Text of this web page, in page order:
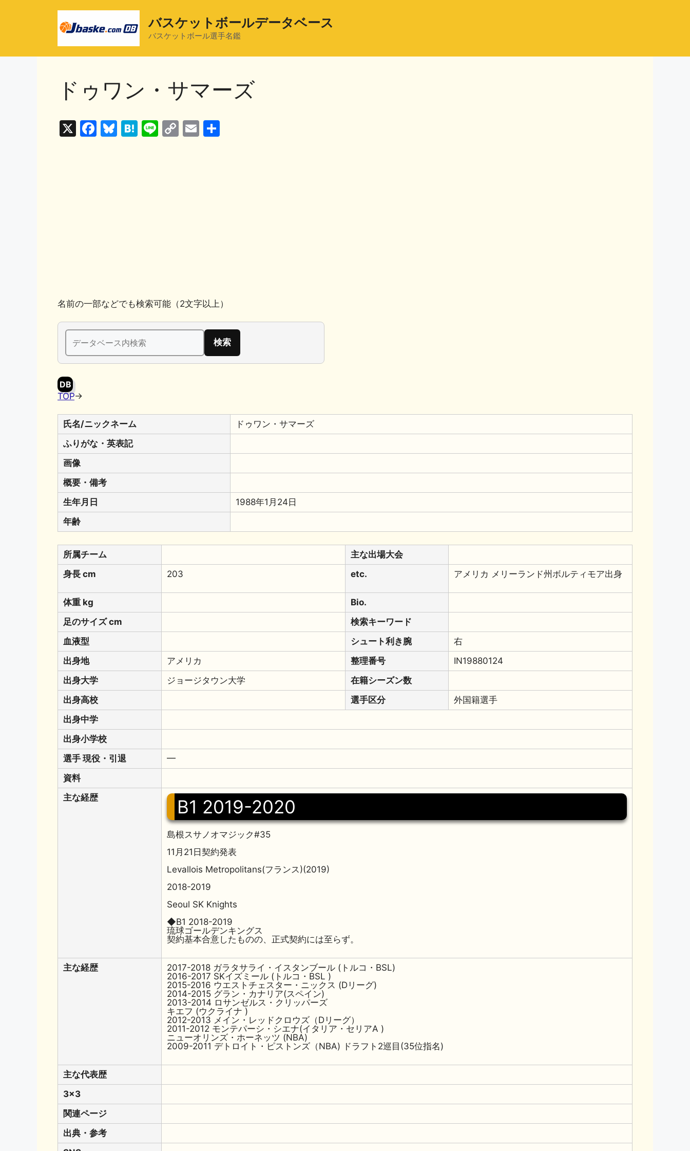
ツ
バスケットボールデータベース
バスケットボール選手名鑑
ドゥワン・サマーズ
X
F
Bl H
Li C
E
名前の一部などでも検索可能（2文字以上）
検
索:
DB
TOP→
氏名/ニックネーム
ドゥワン・サマーズ
ふりがな・英表記
画像
概要・備考
生年月日
1988年1月24日
年齢
所属チーム
主な出場大会
身長 cm
203 etc. アメリカ メリーランド州ボルティモア出身
体重 kg
Bio.
足のサイズ cm
検索キーワード
血液型
シュート利き腕
右
出身地
アメリカ 整理番号
IN19880124
出身大学
ジョージタウン大学
在籍シーズン数
出身高校
選手区分
外国籍選手
出身中学
出身小学校
選手 現役・引退
━
資料
主な経歴
B1 2019-2020
島根スサノオマジック#35
11月21日契約発表
Levallois Metropolitans(フランス)(2019)
2018-2019
Seoul SK Knights
◆B1 2018-2019
琉球ゴールデンキングス
契約基本合意したものの、正式契約には至らず。
主な経歴
2017-2018 ガラタサライ・イスタンブール (トルコ・BSL)
2016-2017 SKイズミール (トルコ・BSL )
2015-2016 ウエストチェスター・ニックス (Dリーグ)
2014-2015 グラン・カナリア(スペイン)
2013-2014 ロサンゼルス・クリッパーズ
キエフ (ウクライナ )
2012-2013 メイン・レッドクロウズ（Dリーグ）
2011-2012 モンテパーシ・シエナ(イタリア・セリアA )
ニューオリンズ・ホーネッツ (NBA)
2009-2011 デトロイト・ピストンズ（NBA) ドラフト2巡目(35位指名)
主な代表歴
3x3
関連ページ
出典・参考